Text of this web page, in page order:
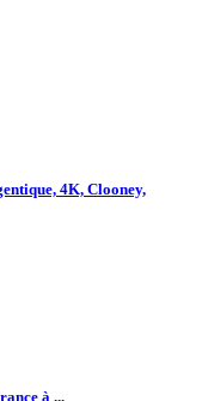
4K, Clooney,
à ...